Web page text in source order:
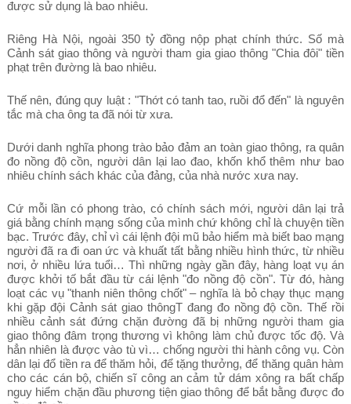
được sử dụng là bao nhiêu.
Riêng Hà Nội, ngoài 350 tỷ đồng nộp phạt chính thức. Số mà
Cảnh sát giao thông và người tham gia giao thông "Chia đôi" tiền
phạt trên đường là bao nhiêu.
Thế nên, đúng quy luật : "Thớt có tanh tao, ruồi đổ đến" là nguyên
tắc mà cha ông ta đã nói từ xưa.
Dưới danh nghĩa phong trào bảo đảm an toàn giao thông, ra quân
đo nồng độ cồn, người dân lại lao đao, khốn khổ thêm như bao
nhiêu chính sách khác của đảng, của nhà nước xưa nay.
Cứ mỗi lần có phong trào, có chính sách mới, người dân lại trả
giá bằng chính mạng sống của mình chứ không chỉ là chuyện tiền
bạc. Trước đây, chỉ vì cái lệnh đội mũ bảo hiểm mà biết bao mạng
người đã ra đi oan ức và khuất tất bằng nhiều hình thức, từ nhiều
nơi, ở nhiều lứa tuổi… Thì những ngày gần đây, hàng loạt vụ án
được khởi tố bắt đầu từ cái lệnh "đo nồng độ cồn". Từ đó, hàng
loạt các vụ "thanh niên thông chốt" – nghĩa là bỏ chạy thục mạng
khi gặp đội Cảnh sát giao thôngT đang đo nồng độ cồn. Thế rồi
nhiều cảnh sát đứng chặn đường đã bị những người tham gia
giao thông đâm trọng thương vì không làm chủ được tốc độ. Và
hẳn nhiên là được vào tù vì… chống người thi hành công vụ. Còn
dân lại đổ tiền ra để thăm hỏi, để tặng thưởng, để thăng quân hàm
cho các cán bộ, chiến sĩ công an cảm tử dám xông ra bất chấp
nguy hiểm chặn đầu phương tiện giao thông để bắt bằng được đo